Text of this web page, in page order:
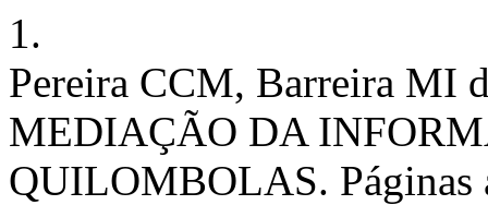
1.
Pereira CCM, Barreira MI
MEDIAÇÃO DA
QUILOMBOLAS.